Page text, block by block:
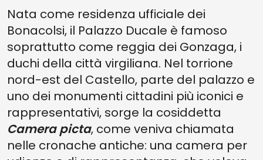
Nata come residenza ufficiale dei
Bonacolsi, il Palazzo Ducale è famoso
soprattutto come reggia dei Gonzaga, i
duchi della città virgiliana. Nel torrione
nord-est del Castello, parte del palazzo e
uno dei monumenti cittadini più iconici e
rappresentativi, sorge la cosiddetta
Camera picta, come veniva chiamata
nelle cronache antiche: una camera per